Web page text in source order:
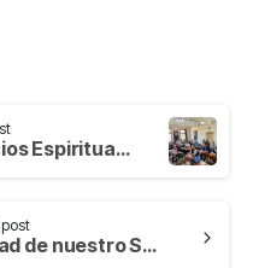
Continúan los Ejercicios Espirituales 2022
Mensaje de Navidad de nuestro Superior